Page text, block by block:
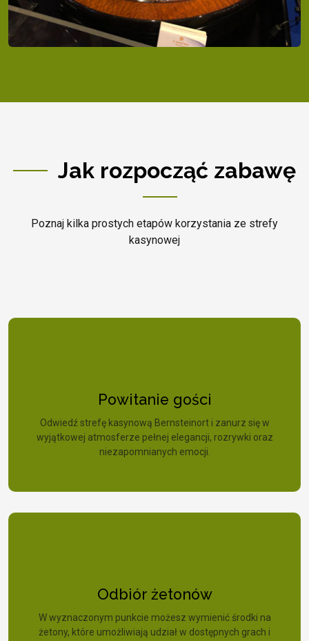
Jak rozpocząć zabawę
Poznaj kilka prostych etapów korzystania ze strefy
kasynowej
Powitanie gości
Odwiedź strefę kasynową Bernsteinort i zanurz się w
wyjątkowej atmosferze pełnej elegancji, rozrywki oraz
niezapomnianych emocji.
Odbiór żetonów
W wyznaczonym punkcie możesz wymienić środki na
żetony, które umożliwiają udział w dostępnych grach i